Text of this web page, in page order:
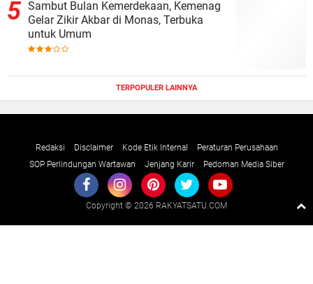
Sambut Bulan Kemerdekaan, Kemenag
Gelar Zikir Akbar di Monas, Terbuka
untuk Umum
TERPOPULER LAINNYA
Redaksi Disclaimer Kode Etik Internal
Peraturan Perusahaan
SOP Perlindungan Wartawan
Jenjang Karir Pedoman Media Siber
Copyright © 2026 RAKYATSATU.COM
Raushan